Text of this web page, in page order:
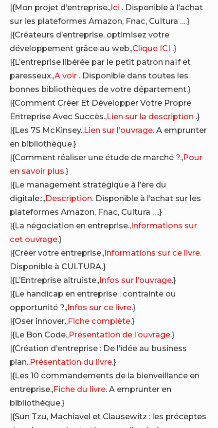
|{Mon projet d’entreprise.,Ici . Disponible à l’achat
sur les plateformes Amazon, Fnac, Cultura ….}
|{Créateurs d’entreprise, optimisez votre
développement grâce au web.,Clique ICI .}
|{L’entreprise libérée par le petit patron naïf et
paresseux.,A voir . Disponible dans toutes les
bonnes bibliothèques de votre département.}
|{Comment Créer Et Développer Votre Propre
Entreprise Avec Succès.,Lien sur la description .}
|{Les 7S McKinsey.,Lien sur l’ouvrage. A emprunter
en bibliothèque.}
|{Comment réaliser une étude de marché ?.,Pour
en savoir plus.}
|{Le management stratégique à l’ère du
digitale.:.,Description. Disponible à l’achat sur les
plateformes Amazon, Fnac, Cultura ….}
|{La négociation en entreprise.,Informations sur
cet ouvrage.}
|{Créer votre entreprise.,Informations sur ce livre.
Disponible à CULTURA.}
|{L’Entreprise altruiste.,Infos sur l’ouvrage.}
|{Le handicap en entreprise : contrainte ou
opportunité ?.,Infos sur ce livre.}
|{Oser innover.,Fiche complète.}
|{Le Bon Code.,Présentation de l’ouvrage.}
|{Création d’entreprise : De l’idée au business
plan.,Présentation du livre.}
|{Les 10 commandements de la bienveillance en
entreprise.,Fiche du livre. A emprunter en
bibliothèque.}
|{Sun Tzu, Machiavel et Clausewitz : les préceptes